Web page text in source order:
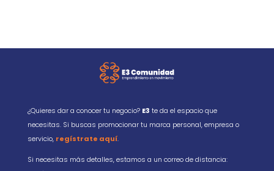
¿Quieres dar a conocer tu negocio? E3 te da el espacio que
necesitas. Si buscas promocionar tu marca personal, empresa o
servicio, regístrate aquí.
Si necesitas más detalles, estamos a un correo de distancia: